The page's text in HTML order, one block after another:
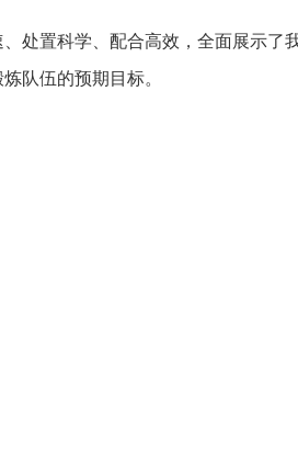
置科学、配合高效，全面展示了
队伍的预期目标。